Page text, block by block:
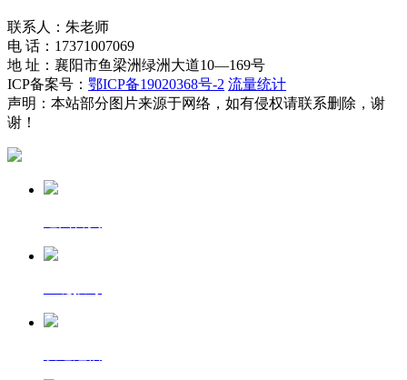
联系人：朱老师
电 话：17371007069
地 址：襄阳市鱼梁洲绿洲大道10—169号
ICP备案号： 鄂ICP备19020368号-2 流量统计
声明：本站部分图片来源于网络，如有侵权请联系删除，谢
谢！